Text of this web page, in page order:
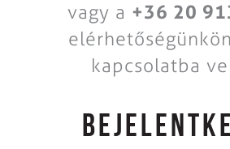
vagy a +36 20
kapcsolatba